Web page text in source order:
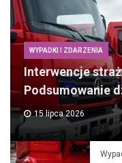
WYPADKI I ZDARZENIA
Interwencje
Podsumowanie
15 lipca 2026